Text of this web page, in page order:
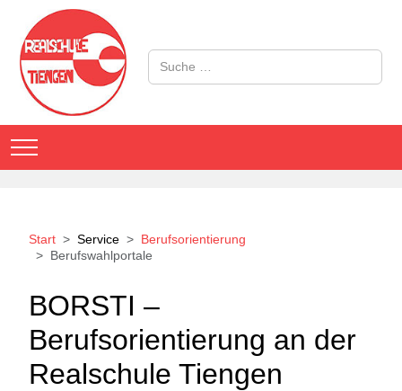
Suchen
Mobile Menu Toggle
Start Service
Berufsorientierung
Berufswahlportale
BORSTI –
Berufsorientierung an der
Realschule Tiengen